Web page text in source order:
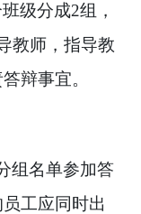
级分成2组，
教师，指导教
辩事宜。
组名单参加答
工应同时出